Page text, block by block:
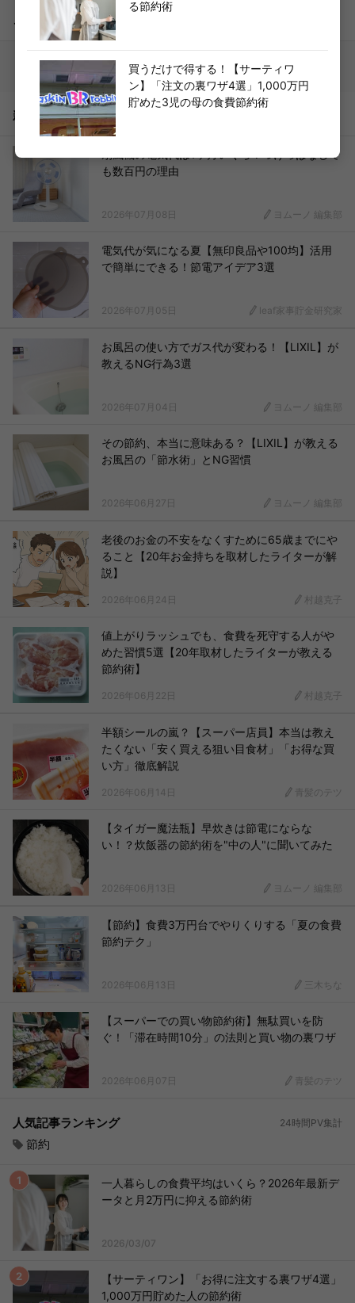
る節約術
買うだけで得する！【サーティワ
ン】「注文の裏ワザ4選」1,000万円
貯めた3児の母の食費節約術
こちらもどうぞ
新着記事
扇風機の電気代は1ヶ月いくら？つけっぱなしで
も数百円の理由
2026年07月08日 ヨムーノ 編集部
電気代が気になる夏【無印良品や100均】活用
で簡単にできる！節電アイデア3選
2026年07月05日 leaf家事貯金研究家
お風呂の使い方でガス代が変わる！【LIXIL】が
教えるNG行為3選
2026年07月04日 ヨムーノ 編集部
その節約、本当に意味ある？【LIXIL】が教える
お風呂の「節水術」とNG習慣
2026年06月27日 ヨムーノ 編集部
老後のお金の不安をなくすために65歳までにや
ること【20年お金持ちを取材したライターが解
説】
2026年06月24日 村越克子
値上がりラッシュでも、食費を死守する人がや
めた習慣5選【20年取材したライターが教える
節約術】
2026年06月22日 村越克子
半額シールの嵐？【スーパー店員】本当は教え
たくない「安く買える狙い目食材」「お得な買
い方」徹底解説
2026年06月14日 青髪のテツ
【タイガー魔法瓶】早炊きは節電にならな
い！？炊飯器の節約術を"中の人"に聞いてみた
2026年06月13日 ヨムーノ 編集部
【節約】食費3万円台でやりくりする「夏の食費
節約テク」
2026年06月13日 三木ちな
【スーパーでの買い物節約術】無駄買いを防
ぐ！「滞在時間10分」の法則と買い物の裏ワザ
2026年06月07日 青髪のテツ
人気記事ランキング 24時間PV集計
節約
一人暮らしの食費平均はいくら？2026年最新デ
ータと月2万円に抑える節約術
2026/03/07
【サーティワン】「お得に注文する裏ワザ4選」
1,000万円貯めた人の節約術